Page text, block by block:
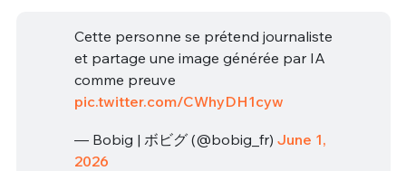
Cette personne se prétend journaliste
et partage une image générée par IA
comme preuve
pic.twitter.com/CWhyDH1cyw
— Bobig | ボビグ (@bobig_fr) June 1,
2026